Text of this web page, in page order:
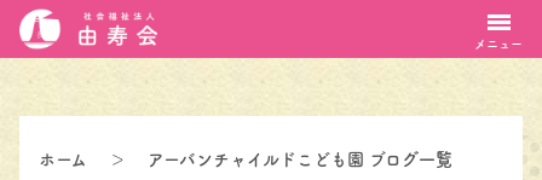
メニュー
ホーム ＞
アーバンチャイルドこども園 ブログ一覧